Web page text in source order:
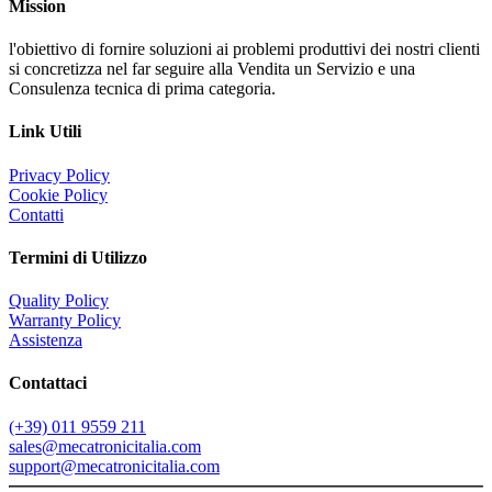
Mission
l'obiettivo di fornire soluzioni ai problemi produttivi dei nostri clienti
si concretizza nel far seguire alla Vendita un Servizio e una
Consulenza tecnica di prima categoria.
Link Utili
Privacy Policy
Cookie Policy
Contatti
Termini di Utilizzo
Quality Policy
Warranty Policy
Assistenza
Contattaci
(+39) 011 9559 211
sales@mecatronicitalia.com
support@mecatronicitalia.com